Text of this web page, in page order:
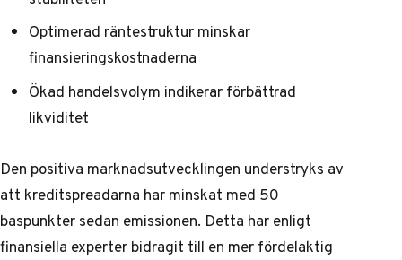
Optimerad räntestruktur minskar
finansieringskostnaderna
Ökad handelsvolym indikerar förbättrad
likviditet
Den positiva marknadsutvecklingen understryks av
att kreditspreadarna har minskat med 50
baspunkter sedan emissionen. Detta har enligt
finansiella experterbidragit till en mer fördelaktig